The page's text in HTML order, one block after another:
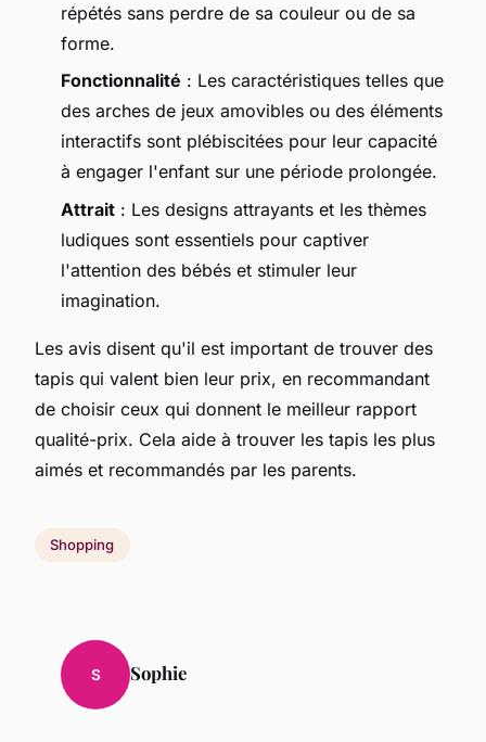
répétés sans perdre de sa couleur ou de sa
forme.
Fonctionnalité : Les caractéristiques telles que
des arches de jeux amovibles ou des éléments
interactifs sont plébiscitées pour leur capacité
à engager l'enfant sur une période prolongée.
Attrait : Les designs attrayants et les thèmes
ludiques sont essentiels pour captiver
l'attention des bébés et stimuler leur
imagination.
Les avis disent qu'il est important de trouver des
tapis qui valent bien leur prix, en recommandant
de choisir ceux qui donnent le meilleur rapport
qualité-prix. Cela aide à trouver les tapis les plus
aimés et recommandés par les parents.
Shopping
S Sophie